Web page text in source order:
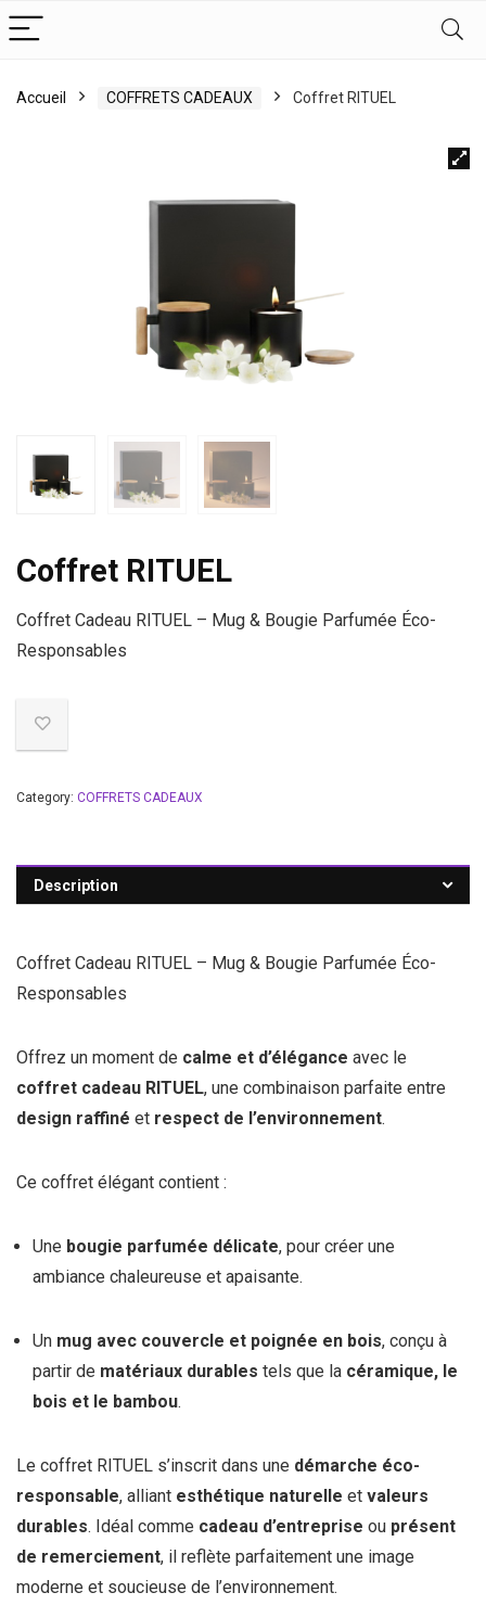
Accueil COFFRETS CADEAUX Coffret RITUEL
Coffret RITUEL
Coffret Cadeau RITUEL – Mug & Bougie Parfumée Éco-
Responsables
Category: COFFRETS CADEAUX
Description
Coffret Cadeau RITUEL – Mug & Bougie Parfumée Éco-
Responsables
Offrez un moment de calme et d’élégance avec le
coffret cadeau RITUEL, une combinaison parfaite entre
design raffiné et respect de l’environnement.
Ce coffret élégant contient :
Une bougie parfumée délicate, pour créer une
ambiance chaleureuse et apaisante.
Un mug avec couvercle et poignée en bois, conçu à
partir de matériaux durables tels que la céramique, le
bois et le bambou.
Le coffret RITUEL s’inscrit dans une démarche éco-
responsable, alliant esthétique naturelle et valeurs
durables. Idéal comme cadeau d’entreprise ou présent
de remerciement, il reflète parfaitement une image
moderne et soucieuse de l’environnement.